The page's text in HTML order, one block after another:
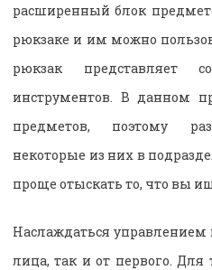
расширенный блок
рюкзаке и им можно
рюкзак представляет
инструментов. В данном
предметов, поэтому
некоторые из них в
проще отыскать то, что вы
Наслаждаться управлением
лица, так и от первого.